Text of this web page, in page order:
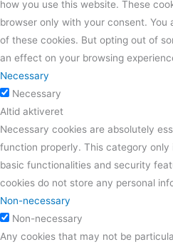
how you use this website. These
browser only with your consent.
of these cookies. But opting out of
an effect on your browsing
Necessary
Necessary
Altid aktiveret
Necessary cookies are absolutely
function properly. This category
basic functionalities and security
cookies do not store any personal
Non-necessary
Non-necessary
Any cookies that may not be